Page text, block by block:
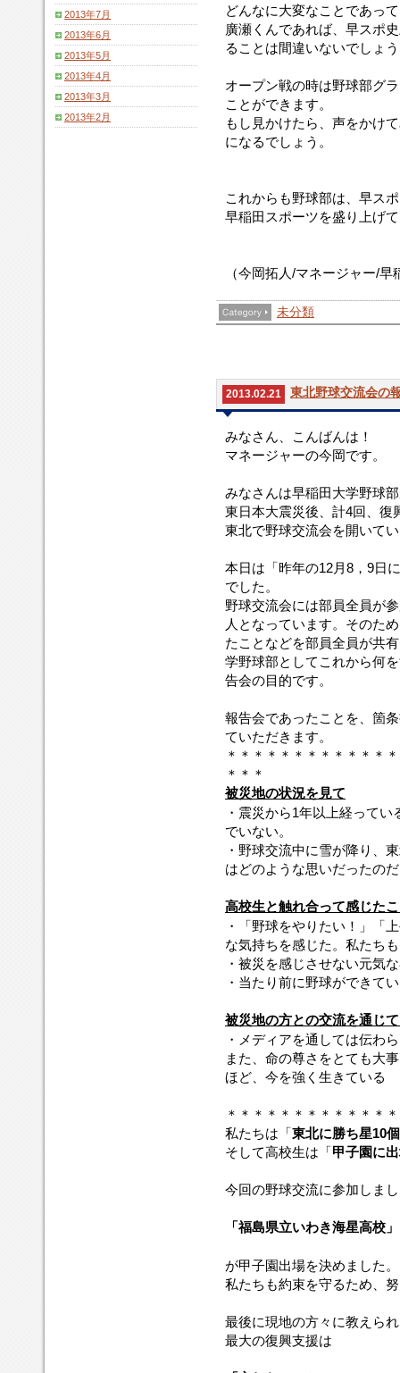
どんなに大変なことであっ
廣瀬くんであれば、早スポ
ることは間違いないでしょ
オープン戦の時は野球部グ
ことができます。
もし見かけたら、声をかけ
になるでしょう。
これからも野球部は、早ス
早稲田スポーツを盛り上げ
（今岡拓人/マネージャー/
未分類
2013.02.21 東北野球交流会の
みなさん、こんばんは！
マネージャーの今岡です。
みなさんは早稲田大学野球
東日本大震災後、計4回、復
東北で野球交流会を開いて
本日は「昨年の12月8，9日
でした。
野球交流会には部員全員が
人となっています。そのた
たことなどを部員全員が共
学野球部としてこれから何
告会の目的です。
報告会であったことを、箇
ていただきます。
＊＊＊＊＊＊＊＊＊＊＊＊
＊＊＊
被災地の状況を見て
・震災から1年以上経って
でいない。
・野球交流中に雪が降り、
はどのような思いだったの
高校生と触れ合って感じた
・「野球をやりたい！」「
な気持ちを感じた。私たち
・被災を感じさせない元気
・当たり前に野球ができて
被災地の方との交流を通じ
・メディアを通しては伝わ
また、命の尊さをとても大
ほど、今を強く生きている
＊＊＊＊＊＊＊＊＊＊＊＊
私たちは「東北に勝ち星10
そして高校生は「甲子園に
今回の野球交流に参加しま
「福島県立いわき海星高校」
が甲子園出場を決めました。
私たちも約束を守るため、
最後に現地の方々に教えら
最大の復興支援は
2013年7月
2013年6月
2013年5月
2013年4月
2013年3月
2013年2月